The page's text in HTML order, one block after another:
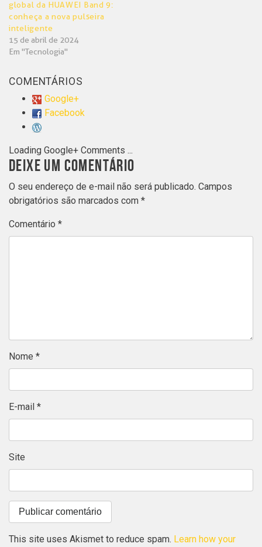
global da HUAWEI Band 9:
conheça a nova pulseira
inteligente
15 de abril de 2024
Em "Tecnologia"
COMENTÁRIOS
Google+
Facebook
Loading Google+ Comments ...
DEIXE UM COMENTÁRIO
O seu endereço de e-mail não será publicado. Campos
obrigatórios são marcados com *
Comentário *
Nome *
E-mail *
Site
This site uses Akismet to reduce spam. Learn how your